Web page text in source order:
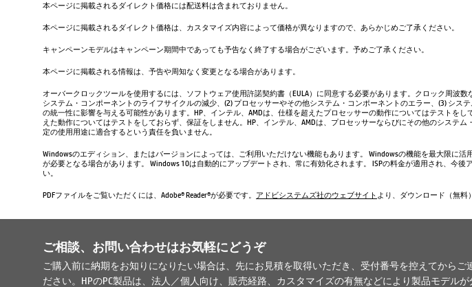
本ページに掲載されるダイレクト価格には配送料は含まれておりません。
本ページに掲載されるダイレクト価格は、カスタマイズ内容によって価格が異なりますので、あらかじめご了承ください。
キャンペーンモデルはキャンペーン期間中であっても予告なく終了する場合がございます。予めご了承ください。
本ページに掲載される情報は、予告や周知なく変更となる場合があります。
オーバークロックツールを使用するには、ソフトウェア使用許諾契約書（EULA）に同意する必要があります。クロック周
システム・コンポーネントのライフサイクルの減少、(2) プロセッサーやその他システム・コンポーネントのエラー、(3) シ
の統一性に影響を与える可能性があります。HP、インテル、AMDは、仕様を超えたプロセッサーの動作についてはテストを
えた動作についてはテストをしておらず、保証をしません。HP、インテル、AMDは、プロセッサーならびにその他のシス
定の使用用途に適合するという責任を負いません。
Windowsのエディション、またはバージョンによっては、ご利用いただけない機能もあります。 Windowsの機能を最大限に
が必要となる場合があります。 Windows 10は自動的にアップデートされ、常に有効化されます。 ISPの料金が適用され、今後
い。
PDFファイルをご覧いただくには、Adobe® Reader®が必要です。 アドビシステムズ社のウェブサイト より、ダウンロード（無料
ご相談、お問い合わせはお気軽にどうぞ
ご購入前に納期をお知りになりたい場合は、先にお見積を取得いただき、受付番号を控えてからご
ださい。HPのPC製品は、法人／個人向け、販売経路、カスタマイズの有無などにより製品モデルが